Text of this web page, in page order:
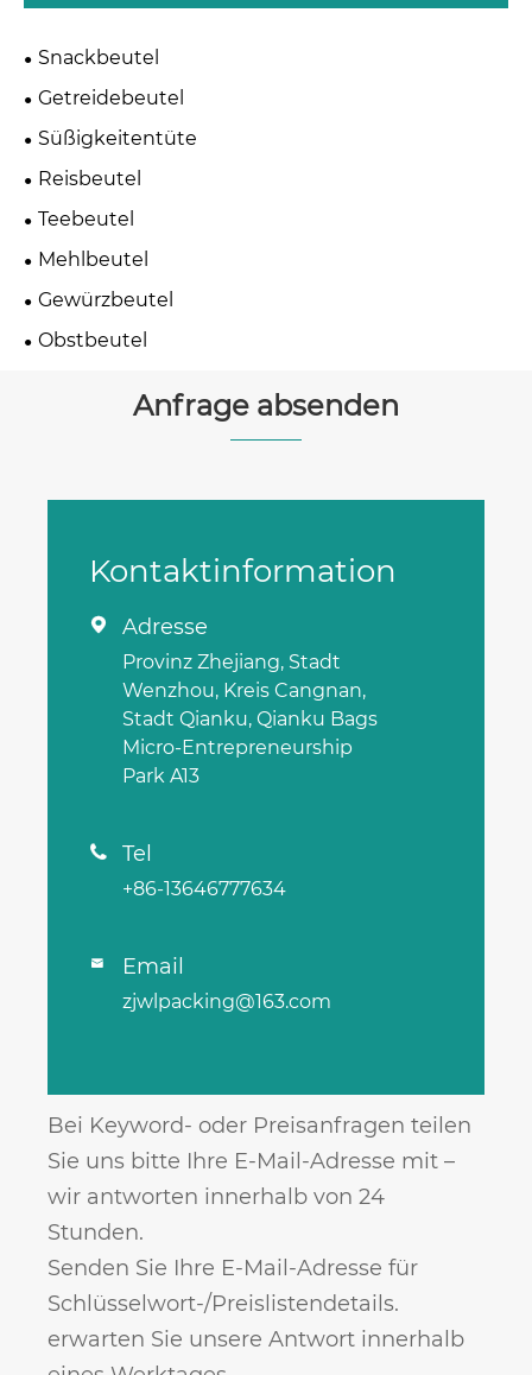
Snackbeutel
Getreidebeutel
Süßigkeitentüte
Reisbeutel
Teebeutel
Mehlbeutel
Gewürzbeutel
Obstbeutel
Anfrage absenden
Kontaktinformation
 Adresse
Provinz Zhejiang, Stadt
Wenzhou, Kreis Cangnan,
Stadt Qianku, Qianku Bags
Micro-Entrepreneurship
Park A13
 Tel
+86-13646777634
 Email
zjwlpacking@163.com
Bei Keyword- oder Preisanfragen teilen
Sie uns bitte Ihre E-Mail-Adresse mit –
wir antworten innerhalb von 24
Stunden.
Senden Sie Ihre E-Mail-Adresse für
Schlüsselwort-/Preislistendetails.
erwarten Sie unsere Antwort innerhalb